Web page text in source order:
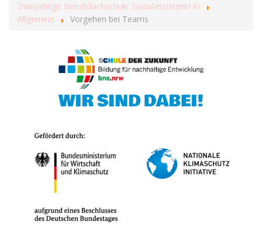
Zweijährige Berufsfachschule Sozialassistent/-in
Allgemein
Vorgehen bei Teams